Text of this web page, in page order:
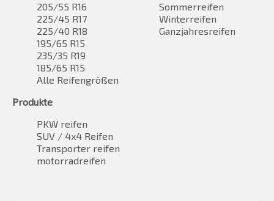
205/55 R16
225/45 R17
225/40 R18
195/65 R15
235/35 R19
185/65 R15
Alle Reifengrößen
Sommerreifen
Winterreifen
Ganzjahresreifen
Produkte
PKW reifen
SUV / 4x4 Reifen
Transporter reifen
motorradreifen